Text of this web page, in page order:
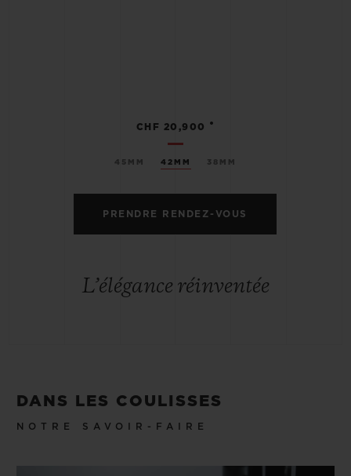
45MM 42MM 38MM
CHF 20,900 •
PRENDRE RENDEZ-VOUS
L’élégance réinventée
DANS LES COULISSES
NOTRE SAVOIR-FAIRE